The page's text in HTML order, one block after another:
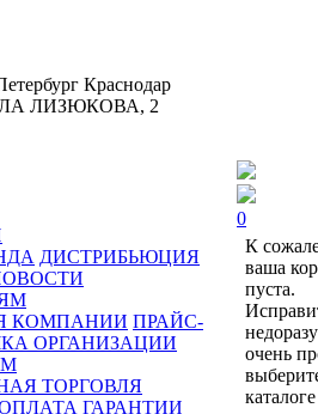
Краснодар
ЛИЗЮКОВА, 2
ДИСТРИБЬЮЦИЯ
КОМПАНИИ ПРАЙС-
ОРГАНИЗАЦИИ
ТОРГОВЛЯ
ГАРАНТИИ
0
К
ваша
пуста.
очень
каталоге